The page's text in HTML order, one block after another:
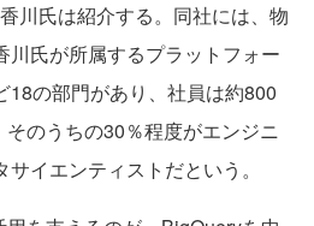
川氏は紹介する。同社には、物
川氏が所属するプラットフォー
18の部門があり、社員は約800
のうちの30％程度がエンジニ
イエンティストだという。